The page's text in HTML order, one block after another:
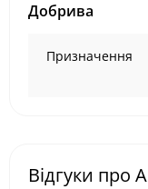
Добрива
Призначення
Відгуки про